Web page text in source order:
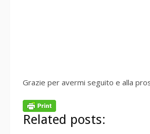
Grazie per avermi seguito e alla
Related posts: